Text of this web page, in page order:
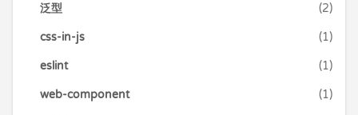
泛型 (2)
css-in-js (1)
eslint (1)
web-component (1)